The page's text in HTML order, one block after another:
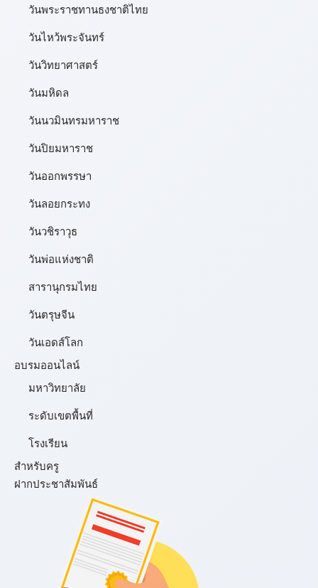
วันพระราชทานธงชาติไทย
วันไหว้พระจันทร์​
วันวิทยาศาสตร์
วันมหิดล
วันนวมินทรมหาราช
วันปิยมหาราช
วันออกพรรษา
วันลอยกระทง
วันวชิราวุธ
วันพ่อแห่งชาติ
สารานุกรมไทย
วันตรุษจีน
วันเอดส์โลก
อบรมออนไลน์
มหาวิทยาลัย
ระดับเขตพื้นที่
โรงเรียน
สำหรับครู
ฝากประชาสัมพันธ์